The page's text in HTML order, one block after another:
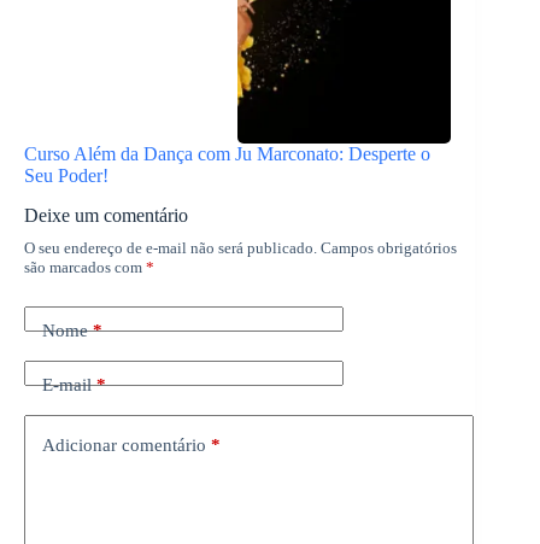
Curso Além da Dança com Ju Marconato: Desperte o
Seu Poder!
Deixe um comentário
O seu endereço de e-mail não será publicado. Campos obrigatórios
são marcados com *
Nome*
E-mail*
Adicionar comentário *